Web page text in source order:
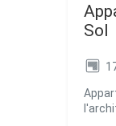
Sol